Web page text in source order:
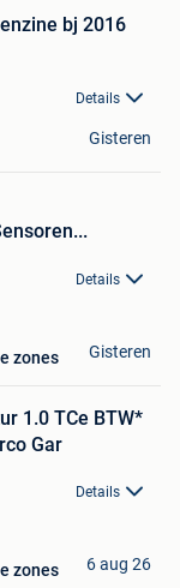
bj 2016
Details
Gisteren
Details
zones Gisteren
1.0 TCe BTW*
Gar
Details
zones 6 aug 26